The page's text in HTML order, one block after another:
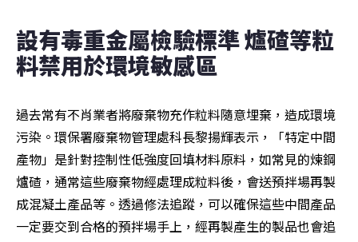
設有毒重金屬檢驗標準 爐碴等粒
料禁用於環境敏感區
過去常有不肖業者將廢棄物充作粒料隨意埋棄，造成環境
污染。環保署廢棄物管理處科長黎揚輝表示，「特定中間
產物」是針對控制性低強度回填材料原料，如常見的煉鋼
爐碴，通常這些廢棄物經處理成粒料後，會送預拌場再製
成混凝土產品等。透過修法追蹤，可以確保這些中間產品
一定要交到合格的預拌場手上，經再製產生的製品也會追